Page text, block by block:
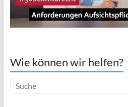
Wie können wir helfen?